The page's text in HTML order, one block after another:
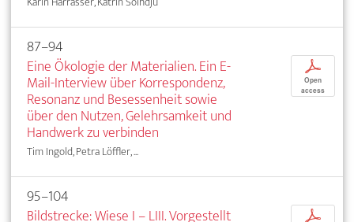
87–94
Eine Ökologie der Materialien. Ein E-
Mail-Interview über Korrespondenz,
Resonanz und Besessenheit sowie
über den Nutzen, Gelehrsamkeit und
Handwerk zu verbinden
Tim Ingold, Petra Löffler, ...
p
Open
access
95–104
Bildstrecke: Wiese I – LIII. Vorgestellt
p